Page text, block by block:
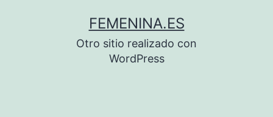
FEMENINA.ES
Otro sitio realizado con
WordPress